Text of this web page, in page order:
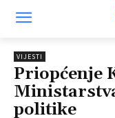
VIJESTI
Priopćenje
politike